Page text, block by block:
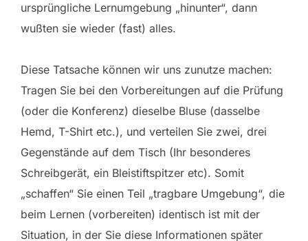
ursprüngliche Lernumgebung „hinunter“, dann
wußten sie wieder (fast) alles.
Diese Tatsache können wir uns zunutze machen:
Tragen Sie bei den Vorbereitungen auf die Prüfung
(oder die Konferenz) dieselbe Bluse (dasselbe
Hemd, T-Shirt etc.), und verteilen Sie zwei, drei
Gegenstände auf dem Tisch (Ihr besonderes
Schreibgerät, ein Bleistiftspitzer etc). Somit
„schaffen“ Sie einen Teil „tragbare Umgebung“, die
beim Lernen (vorbereiten) identisch ist mit der
Situation, in der Sie diese Informationen später